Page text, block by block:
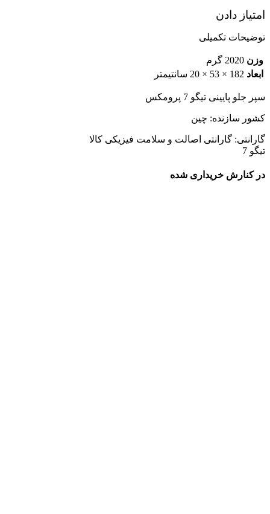
امتیاز دادن
توضیحات تکمیلی
وزن 2020 گرم
ابعاد 182 × 53 × 20 سانتیمتر
سپر جلو پایینی تیگو 7 پرومکس
کشور سازنده: چین
گارانتی: گارانتی اصالت و سلامت فیزیکی کالا
تیگو 7
در کنارش خریداری شده